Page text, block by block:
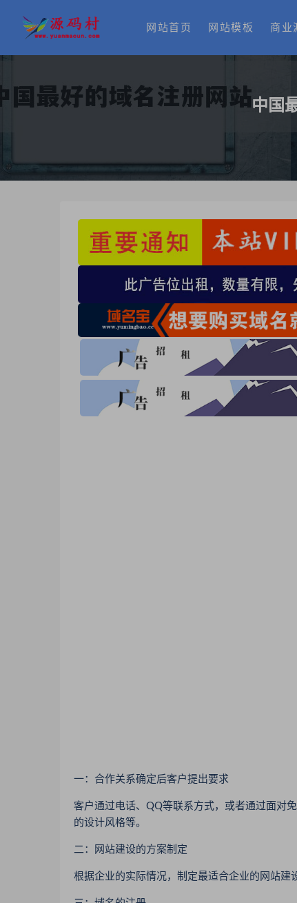
网站首页 网站模板 商业
中国
一：合作关系确定后客户提出要求
客户通过电话、QQ等联系方式，或者通过面对
的设计风格等。
二：网站建设的方案制定
根据企业的实际情况，制定最适合企业的网站